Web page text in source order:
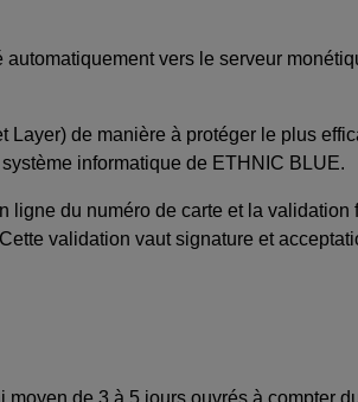
vers le serveur
Layer) de manière à protéger le plus
informatique de ETHNIC BLUE.
du numéro de carte et la
validation vaut signature et
de 3 à 5 jours ouvrés à compter